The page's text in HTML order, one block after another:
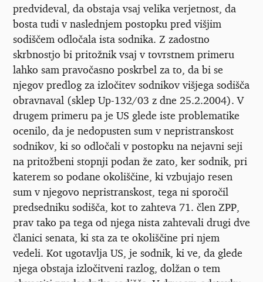
predvideval, da obstaja vsaj velika verjetnost, da
bosta tudi v naslednjem postopku pred višjim
sodiščem odločala ista sodnika. Z zadostno
skrbnostjo bi pritožnik vsaj v tovrstnem primeru
lahko sam pravočasno poskrbel za to, da bi se
njegov predlog za izločitev sodnikov višjega sodišča
obravnaval (sklep Up-132/03 z dne 25.2.2004). V
drugem primeru pa je US glede iste problematike
ocenilo, da je nedopusten sum v nepristranskost
sodnikov, ki so odločali v postopku na nejavni seji
na pritožbeni stopnji podan že zato, ker sodnik, pri
katerem so podane okoliščine, ki vzbujajo resen
sum v njegovo nepristranskost, tega ni sporočil
predsedniku sodišča, kot to zahteva 71. člen ZPP,
prav tako pa tega od njega nista zahtevali drugi dve
članici senata, ki sta za te okoliščine pri njem
vedeli. Kot ugotavlja US, je sodnik, ki ve, da glede
njega obstaja izločitveni razlog, dolžan o tem